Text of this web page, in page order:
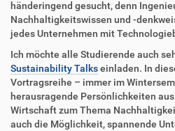
händeringend gesucht, denn
Nachhaltigkeitswissen und -
jedes Unternehmen mit
Ich möchte alle Studierende auch
Sustainability Talkseinladen. In
Vortragsreihe – immer im
herausragende Persönlichkeiten
Wirtschaft zum Thema
auch die Möglichkeit, spannende